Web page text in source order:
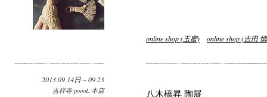
online shop (玉蜜) online shop (吉田
2013.09.14日 ~ 09.23
吉祥寺 poooL 本店 八木橋昇 陶展